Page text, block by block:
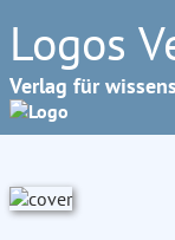
Logos
Verlag für